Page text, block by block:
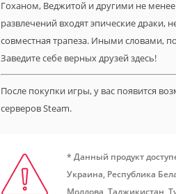
Гоханом, Веджитой и другими не
развлечений входят эпические драки,
совместная трапеза. Иными словами,
Заведите себе верных друзей здесь!
После покупки игры, у вас появится
серверов Steam.
* Данный продукт
Украина, Республика
Молдова, Таджикистан,